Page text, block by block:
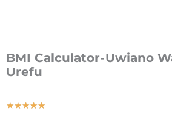
BMI Calculator-Uwiano
Urefu
★★★★★